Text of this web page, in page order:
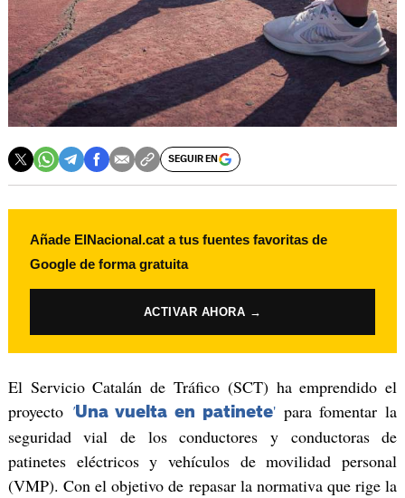
SEGUIR EN
Añade ElNacional.cat a tus fuentes favoritas de
Google de forma gratuita
ACTIVAR AHORA →
El Servicio Catalán de Tráfico (SCT) ha emprendido el
proyecto 'Una vuelta en patinete'para fomentar la
seguridad vial de los conductores y conductoras de
patinetes eléctricos y vehículos de movilidad personal
(VMP). Con el objetivo de repasar la normativa que rige la